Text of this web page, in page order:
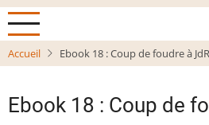
Accueil Ebook 18 : Coup de foudre à
Ebook 18 : Coup de